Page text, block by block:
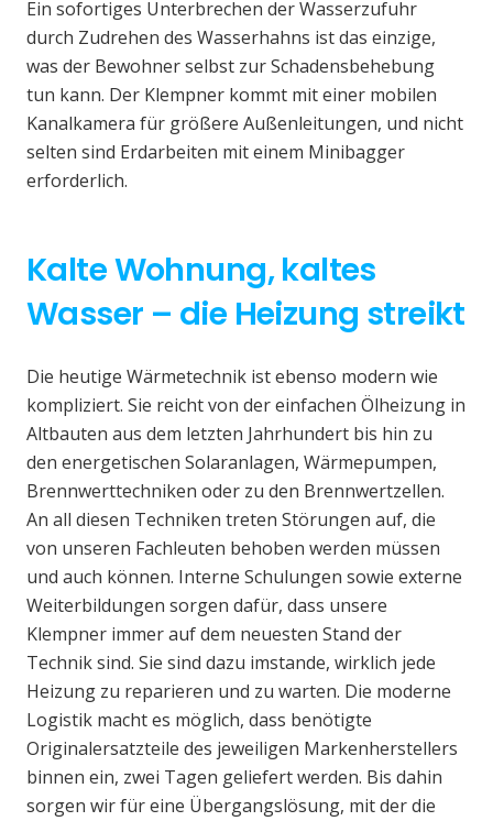
Ein sofortiges Unterbrechen der Wasserzufuhr
durch Zudrehen des Wasserhahns ist das einzige,
was der Bewohner selbst zur Schadensbehebung
tun kann. Der Klempner kommt mit einer mobilen
Kanalkamera für größere Außenleitungen, und nicht
selten sind Erdarbeiten mit einem Minibagger
erforderlich.
Kalte Wohnung, kaltes
Wasser – die Heizung streikt
Die heutige Wärmetechnik ist ebenso modern wie
kompliziert. Sie reicht von der einfachen Ölheizung in
Altbauten aus dem letzten Jahrhundert bis hin zu
den energetischen Solaranlagen, Wärmepumpen,
Brennwerttechniken oder zu den Brennwertzellen.
An all diesen Techniken treten Störungen auf, die
von unseren Fachleuten behoben werden müssen
und auch können. Interne Schulungen sowie externe
Weiterbildungen sorgen dafür, dass unsere
Klempner immer auf dem neuesten Stand der
Technik sind. Sie sind dazu imstande, wirklich jede
Heizung zu reparieren und zu warten. Die moderne
Logistik macht es möglich, dass benötigte
Originalersatzteile des jeweiligen Markenherstellers
binnen ein, zwei Tagen geliefert werden. Bis dahin
sorgen wir für eine Übergangslösung, mit der die